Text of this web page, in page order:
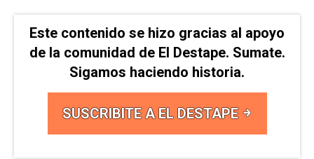
Este contenido se hizo gracias al apoyo
de la comunidad de El Destape. Sumate.
Sigamos haciendo historia.
SUSCRIBITE A EL DESTAPE